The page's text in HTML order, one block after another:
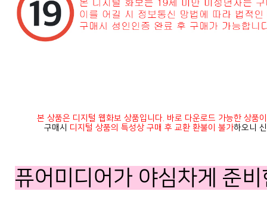
본 상품은 디지털 웹화보 상품입니다. 바로 다운로드 가능한 상품
구매시 디지털 상품의 특성상 구매 후 교환 환불이 불가하오니
퓨어미디어가 야심차게 준